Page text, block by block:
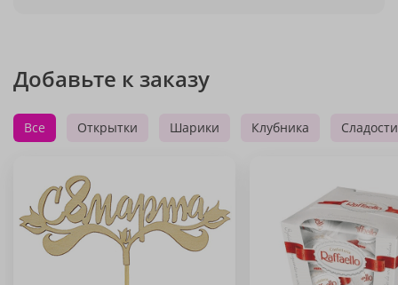
Добавьте к заказу
Все Открытки Шарики Клубника Сладости